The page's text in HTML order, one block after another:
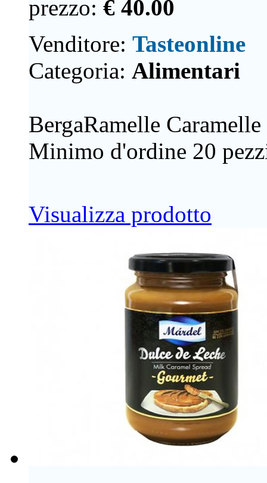
prezzo: € 40.00
Venditore: Tasteonline
Categoria: Alimentari
BergaRamelle
Minimo d'ordine 20
Visualizza prodotto